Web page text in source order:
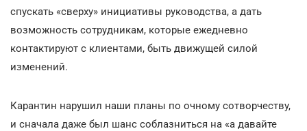
спускать «сверху» инициативы руководства, а дать
возможность сотрудникам, которые ежедневно
контактируют с клиентами, быть движущей силой
изменений.
Карантин нарушил наши планы по очному сотворчеству,
и сначала даже был шанс соблазниться на «а давайте